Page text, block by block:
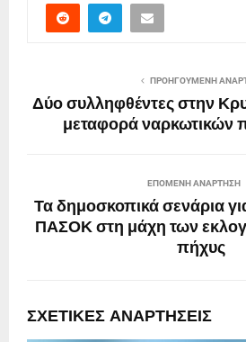
ΠΡΟΗΓΟΎΜΕΝΗ
Δύο συλληφθέντες στην
μεταφορά ναρκωτικών
ΕΠΌΜΕΝΗ ΑΝΆΡΤΗΣΗ
Τα δημοσκοπικά σενάρια
ΠΑΣΟΚ στη μάχη των
πήχυς
ΣΧΕΤΙΚΈΣ ΑΝΑΡΤΉΣΕΙΣ